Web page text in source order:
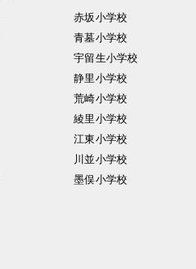
赤坂小学校
青墓小学校
宇留生小学校
静里小学校
荒崎小学校
綾里小学校
江東小学校
川並小学校
墨俣小学校